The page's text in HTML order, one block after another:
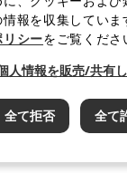
報を収集していま
シーをご覧くださ
人情報を販売/共有
全て拒否 全て